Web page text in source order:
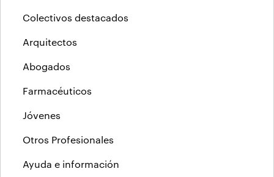
Colectivos destacados
Arquitectos
Abogados
Farmacéuticos
Jóvenes
Otros Profesionales
Ayuda e información